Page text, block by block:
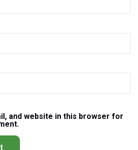
and website in this browser for